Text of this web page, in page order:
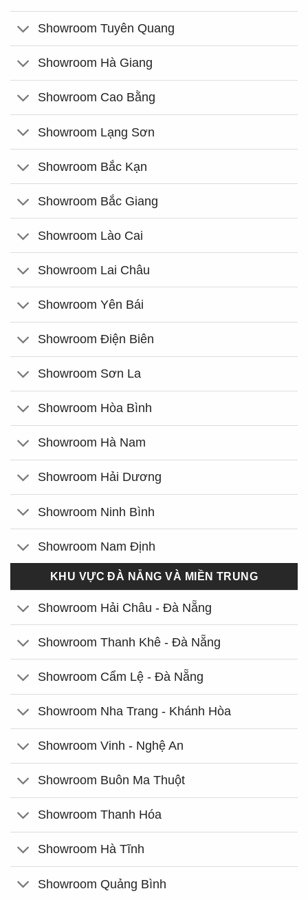
Showroom Tuyên Quang
Showroom Hà Giang
Showroom Cao Bằng
Showroom Lạng Sơn
Showroom Bắc Kạn
Showroom Bắc Giang
Showroom Lào Cai
Showroom Lai Châu
Showroom Yên Bái
Showroom Điện Biên
Showroom Sơn La
Showroom Hòa Bình
Showroom Hà Nam
Showroom Hải Dương
Showroom Ninh Bình
Showroom Nam Định
KHU VỰC ĐÀ NẴNG VÀ MIỀN TRUNG
Showroom Hải Châu - Đà Nẵng
Showroom Thanh Khê - Đà Nẵng
Showroom Cẩm Lệ - Đà Nẵng
Showroom Nha Trang - Khánh Hòa
Showroom Vinh - Nghệ An
Showroom Buôn Ma Thuột
Showroom Thanh Hóa
Showroom Hà Tĩnh
Showroom Quảng Bình